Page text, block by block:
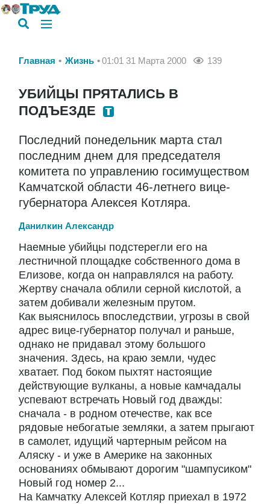
Главная Жизнь 01:01 31 Марта 2000 139
УБИЙЦЫ ПРЯТАЛИСЬ В
ПОДЪЕЗДЕ
Последний понедельник марта стал
последним днем для председателя
комитета по управлению госимуществом
Камчатской области 46-летнего вице-
губернатора Алексея Котляра.
Данилкин Александр
Наемные убийцы подстерегли его на
лестничной площадке собственного дома в
Елизове, когда он направлялся на работу.
Жертву сначала облили серной кислотой, а
затем добивали железным прутом.
Как выяснилось впоследствии, угрозы в свой
адрес вице-губернатор получал и раньше,
однако не придавал этому большого
значения. Здесь, на краю земли, чудес
хватает. Под боком пыхтят настоящие
действующие вулканы, а новые камчадалы
успевают встречать Новый год дважды:
сначала - в родном отечестве, как все
рядовые небогатые земляки, а затем прыгают
в самолет, идущий чартерным рейсом на
Аляску - и уже в Америке на законных
основаниях обмывают дорогим "шампусиком"
Новый год номер 2...
На Камчатку Алексей Котляр приехал в 1972